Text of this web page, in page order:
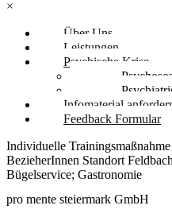
×
Über Uns
Leistungen
Psychische Krise
Infomaterial
Feedback Formular
Individuelle
BezieherInnen Standort
Bügelservice; Gastronomie
pro mente steiermark GmbH